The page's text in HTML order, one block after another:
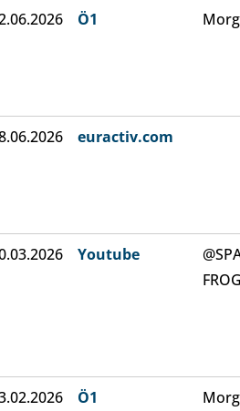
Ö1
euractiv.com
Youtube
Ö1